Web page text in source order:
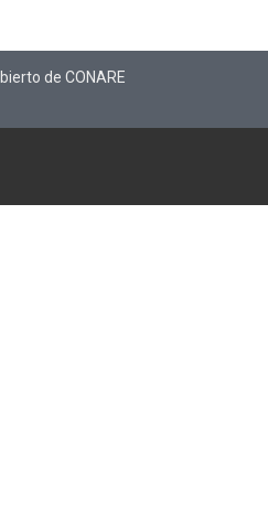
de CONARE